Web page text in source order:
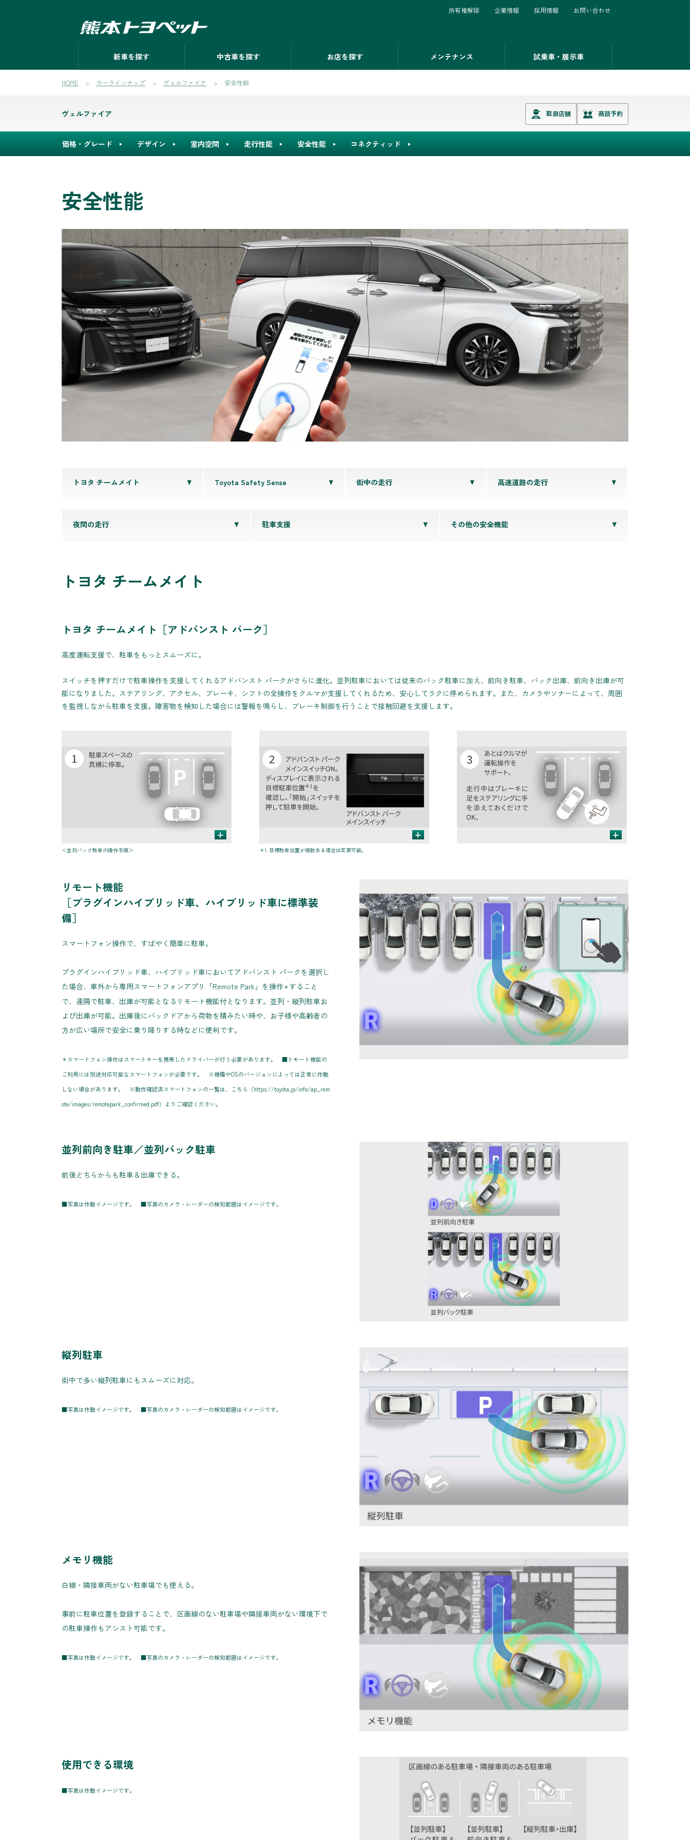
新車を探す 中古車を探す お店を探す メンテナンス 試乗車・展示車
所有権解除 企業情報 採用情報 お問い合わせ
HOME カーラインナップ ヴェルファイア 安全性能
ヴェルファイア 取扱店舗 商談予約
価格・グレード デザイン 室内空間 走行性能 安全性能 コネクティッド
安全性能
トヨタ チームメイト Toyota Safety Sense 街中の走行 高速道路の走行
夜間の走行 駐車支援 その他の安全機能
トヨタ チームメイト
トヨタ チームメイト［アドバンスト パーク］
高度運転支援で、駐車をもっとスムーズに。
スイッチを押すだけで駐車操作を支援してくれるアドバンスト パークがさらに進化。並列駐車においては従来のバック駐車に加え、前向き駐車、バック出庫、前向き出庫が可
能になりました。ステアリング、アクセル、ブレーキ、シフトの全操作をクルマが支援してくれるため、安心してラクに停められます。また、カメラやソナーによって、周囲
を監視しながら駐車を支援。障害物を検知した場合には警報を鳴らし、ブレーキ制御を行うことで接触回避を支援します。
+
＜並列バック駐車の操作手順＞
+
＊1. 目標駐車位置が複数ある場合は変更可能。
+
リモート機能
［プラグインハイブリッド車、ハイブリッド車に標準装
備］
スマートフォン操作で、すばやく簡単に駐車。
プラグインハイブリッド車、ハイブリッド車においてアドバンスト パークを選択し
た場合、車外から専用スマートフォンアプリ「Remote Park」を操作＊すること
で、遠隔で駐車、出庫が可能となるリモート機能付となります。並列・縦列駐車お
よび出庫が可能。出庫後にバックドアから荷物を積みたい時や、お子様や高齢者の
方が広い場所で安全に乗り降りする時などに便利です。
＊スマートフォン操作はスマートキーを携帯したドライバーが行う必要があります。 ■リモート機能の
ご利用には別途対応可能なスマートフォンが必要です。 ※機種やOSのバージョンによっては正常に作動
しない場合があります。 ※動作確認済スマートフォンの一覧は、こちら（https://toyota.jp/info/ap_rem
ote/images/remotepark_confirmed.pdf）よりご確認ください。
並列前向き駐車／並列バック駐車
前後どちらからも駐車＆出庫できる。
■写真は作動イメージです。 ■写真のカメラ・レーダーの検知範囲はイメージです。
縦列駐車
街中で多い縦列駐車にもスムーズに対応。
■写真は作動イメージです。 ■写真のカメラ・レーダーの検知範囲はイメージです。
メモリ機能
白線・隣接車両がない駐車場でも使える。
事前に駐車位置を登録することで、区画線のない駐車場や隣接車両がない環境下で
の駐車操作もアシスト可能です。
■写真は作動イメージです。 ■写真のカメラ・レーダーの検知範囲はイメージです。
使用できる環境
■写真は作動イメージです。